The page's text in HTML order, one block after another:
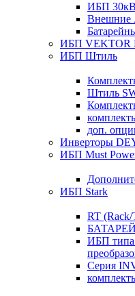
ИБП
Внешние
ИБП VEKTOR
ИБП Штиль
Штиль
доп.
Инверторы
ИБП Must
ИБП Stark
RT (Rack/
ИБП типа
Серия